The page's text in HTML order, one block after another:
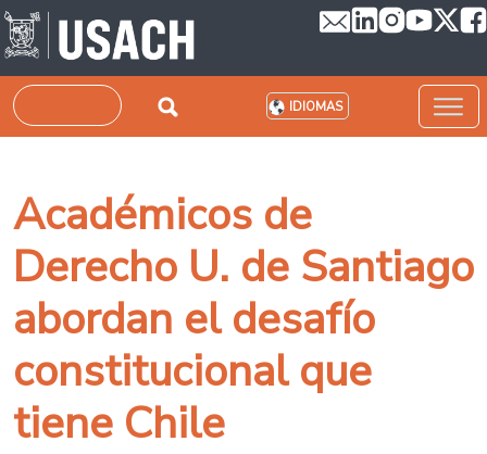
Pasar al contenido principal
Buscar IDIOMAS
Académicos de
Derecho U. de Santiago
abordan el desafío
constitucional que
tiene Chile